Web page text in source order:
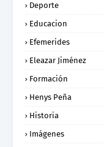
Deporte
Educacion
Efemerides
Eleazar Jiménez
Formación
Henys Peña
Historia
Imágenes